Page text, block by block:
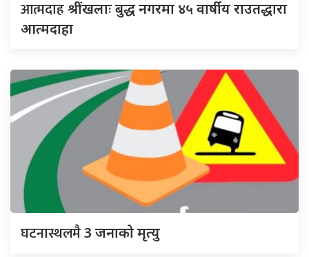
आत्मदाहश्रींखलाः बुद्ध नगरमा ४५ वार्षीय राउतद्धारा
आत्मदाहा
घटनास्थलमै3 जनाको मृत्यु